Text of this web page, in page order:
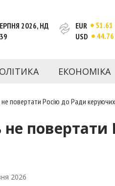
портал та веб-сайт
на день. Інформація та
2026, НД
EUR
51.61
USD
44.76
ЕКОНОМІКА
не повертати Росію до Ради
не
2026